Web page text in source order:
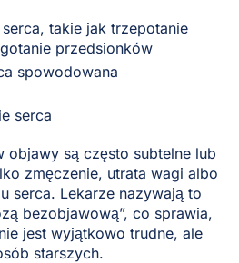
takie jak trzepotanie
przedsionków
spowodowana
serca
objawy są często subtelne lub
zmęczenie, utrata wagi albo
serca. Lekarze nazywają to
bezobjawową”, co sprawia,
jest wyjątkowo trudne, ale
starszych.